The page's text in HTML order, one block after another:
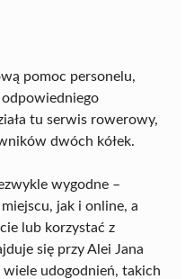
pomoc personelu,
tu serwis rowerowy,
dwóch kółek.
wygodne –
jak i online, a
lub korzystać z
się przy Alei Jana
wiele udogodnień, takich